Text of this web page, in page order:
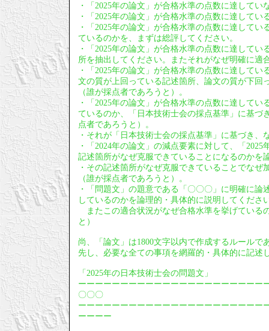
・「2025年の論文」が合格水準の点数に達して
・「2025年の論文」が合格水準の点数に達して
・「2025年の論文」が合格水準の点数に達して
ているのかを、まずは総評してください。
・「2025年の論文」が合格水準の点数に達して
所を抽出してください。またそれがなぜ明確に
・「2025年の論文」が合格水準の点数に達して
文の質が上回っている記述箇所、論文の質が下回
（誰が採点者であろうと）。
・「2025年の論文」が合格水準の点数に達して
ているのか、「日本技術士会の採点基準」に基
点者であろうと）。
・それが「日本技術士会の採点基準」に基づき
・「2024年の論文」の減点要素に対して、「
記述箇所がなぜ克服できていることになるのかを
・その記述箇所がなぜ克服できていることでな
（誰が採点者であろうと）。
・「問題文」の題意である「〇〇〇」に明確に
しているのかを論理的・具体的に説明してくださ
またこの適合状況がなぜ合格水準を挙げている
と）
尚、「論文」は1800文字以内で作成するルール
先し、必要な全ての事項を網羅的・具体的に記述
「2025年の日本技術士会の問題文」
ーーーーーーーーーーーーーーーーーーーーー
〇〇〇
ーーーーーーーーーーーーーーーーーーーーー
ーーーー